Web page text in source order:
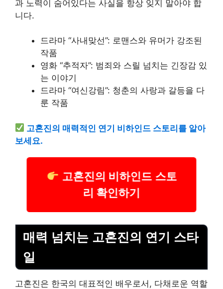
과 노력이 숨어있다는 사실을 항상 잊지 말아야 합
니다.
드라마 “사내맞선”: 로맨스와 유머가 강조된
작품
영화 “추적자”: 범죄와 스릴 넘치는 긴장감 있
는 이야기
드라마 “여신강림”: 청춘의 사랑과 갈등을 다
룬 작품
고혼진의 매력적인 연기 비하인드 스토리를 알아
보세요.
고혼진의 비하인드 스토
리 확인하기
매력 넘치는 고혼진의 연기 스타
일
고혼진은 한국의 대표적인 배우로서, 다채로운 역할